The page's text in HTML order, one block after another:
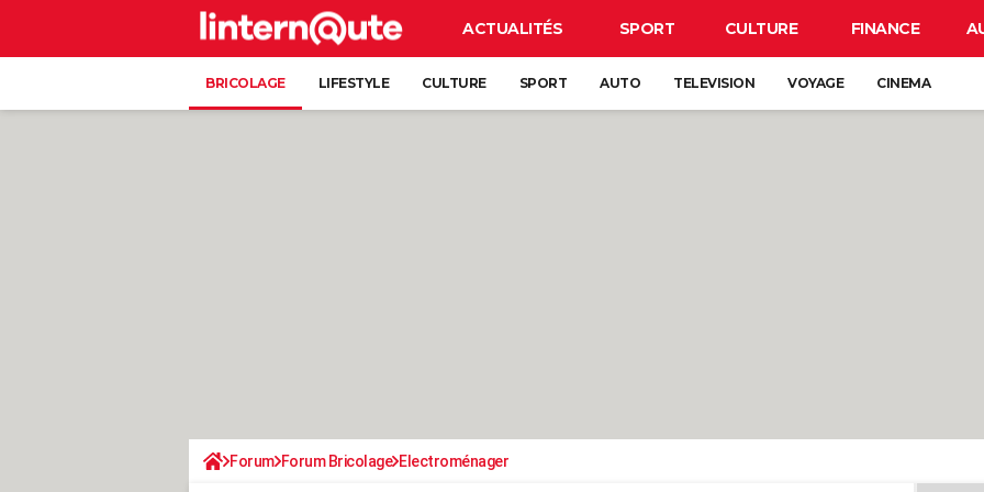
ACTUALITÉS SPORT CULTURE FINANCE
BRICOLAGE LIFESTYLE CULTURE SPORT AUTO TELEVISION VOYAGE CINEMA
Forum Forum Bricolage Electroménager